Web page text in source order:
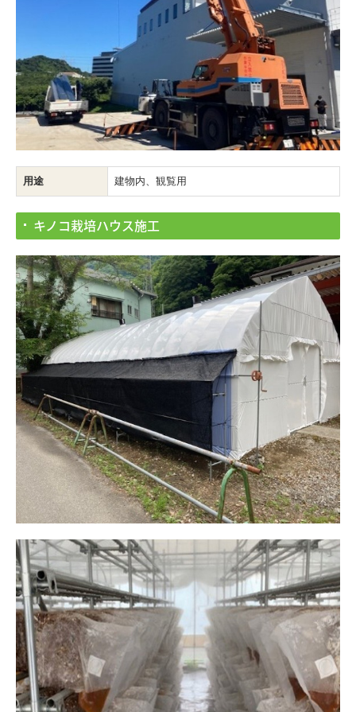
用途 建物内、観覧用
キノコ栽培ハウス施工